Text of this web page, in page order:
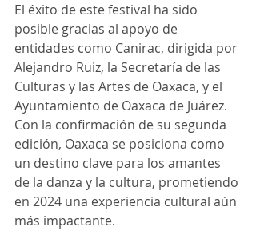
El éxito de este festival ha sido
posible gracias al apoyo de
entidades como Canirac, dirigida por
Alejandro Ruiz, la Secretaría de las
Culturas y las Artes de Oaxaca, y el
Ayuntamiento de Oaxaca de Juárez.
Con la confirmación de su segunda
edición, Oaxaca se posiciona como
un destino clave para los amantes
de la danza y la cultura, prometiendo
en 2024 una experiencia cultural aún
más impactante.